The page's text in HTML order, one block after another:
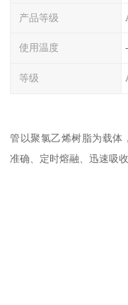
产品等级
使用温度
等级
管以聚氯乙烯树脂为载体
准确、定时熔融、迅速吸